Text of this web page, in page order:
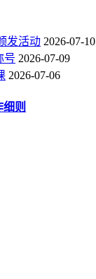
发活动 2026-07-10
号 2026-07-09
2026-07-06
则